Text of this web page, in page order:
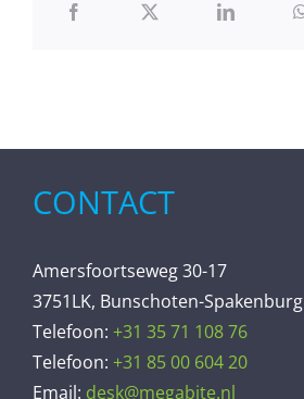
CONTACT
Amersfoortseweg 30-17
3751LK, Bunschoten-Spakenburg
Telefoon: +31 35 71 108 76
Telefoon: +31 85 00 604 20
Email: desk@megabite.nl